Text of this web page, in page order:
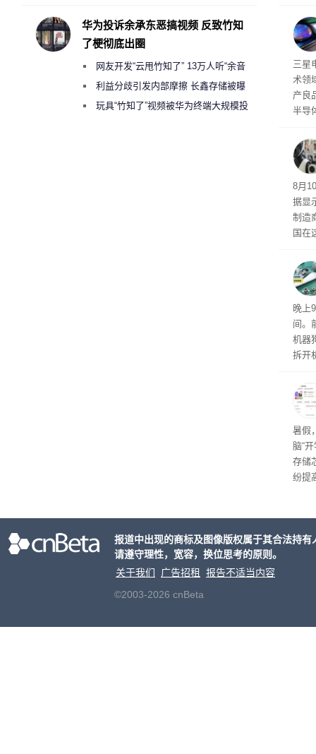
备
W，
际
PL4
三星
术领
产良
半导
为
中发
先美
8月
据显
制造
国在
治
晚上
间。
机器
拆开
已
油了
了
短路
暑假
脑“
存储
纷提
华为投诉余承东恶搞视频 反致竹知
了梗彻底出圈
网友开发“云甩竹知了” 13万人听“余音
绕梁”利益分歧引发内部摩擦 长鑫存储被曝
曾将华为驻场工程师驱逐出研发基地
玩具“竹知了”视频被华为终端大规模投
报道中出现的商标及图像版权属于其合法持
请遵守理性，宽容，换位思考的原则。
关于我们
广告招租
报告不适当内容
©2003-2026 cnBeta